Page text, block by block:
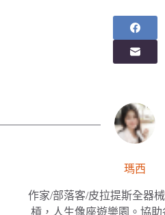
瑪西
作家/部落客/皮拉提斯全器
槓，人生像座遊樂園。協